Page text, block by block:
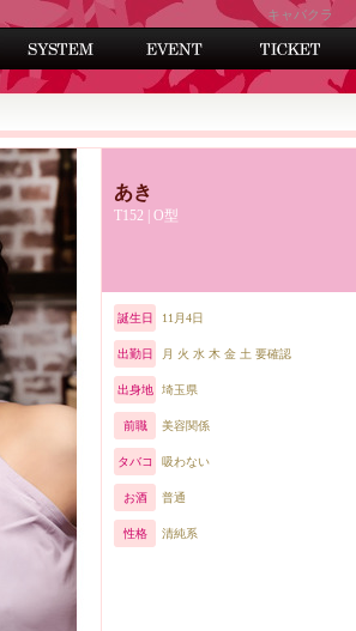
キャバクラ
あき
T152 | O型
誕生日 11月4日
出勤日 月 火 水 木 金 土 要確認
出身地 埼玉県
前職 美容関係
タバコ 吸わない
お酒 普通
性格 清純系